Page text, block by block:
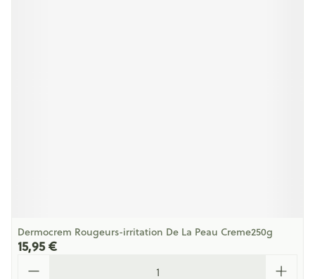
Dermocrem Rougeurs-irritation De La Peau Creme250g
15,95 €